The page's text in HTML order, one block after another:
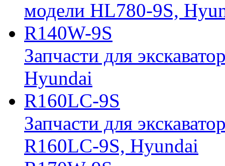
модели HL780-9S,
R140W-9S
Запчасти для
Hyundai
R160LC-9S
Запчасти для
R160LC-9S, Hyundai